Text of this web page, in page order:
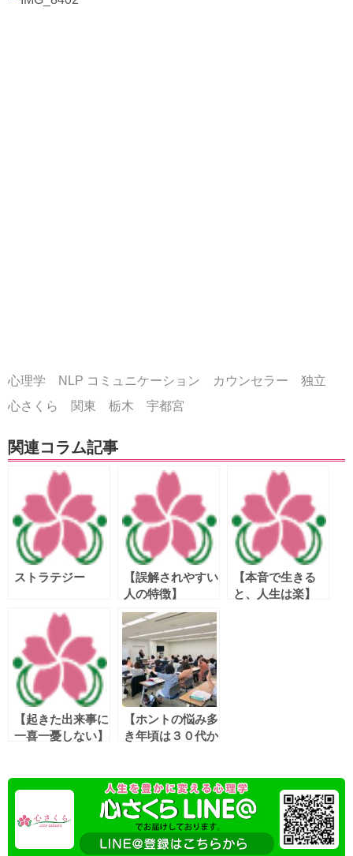
心理学 NLP コミュニケーション カウンセラー 独立
心さくら 関東 栃木 宇都宮
関連コラム記事
ストラテジー
【誤解されやすい
人の特徴】
【本音で生きる
と、人生は楽】
【起きた出来事に
一喜一憂しない】
【ホントの悩み多
き年頃は３０代か